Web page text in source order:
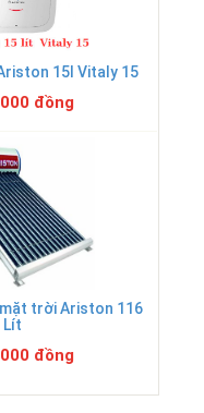
15l Vitaly 15
đồng
trời Ariston 116
Lít
đồng